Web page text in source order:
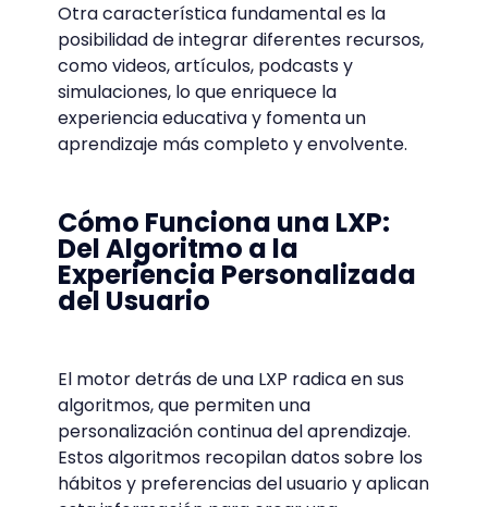
Otra característica fundamental es la
posibilidad de integrar diferentes recursos,
como videos, artículos, podcasts y
simulaciones, lo que enriquece la
experiencia educativa y fomenta un
aprendizaje más completo y envolvente.
Cómo Funciona una LXP:
Del Algoritmo a la
Experiencia Personalizada
del Usuario
El motor detrás de una LXP radica en sus
algoritmos, que permiten una
personalización continua del aprendizaje.
Estos algoritmos recopilan datos sobre los
hábitos y preferencias del usuario y aplican